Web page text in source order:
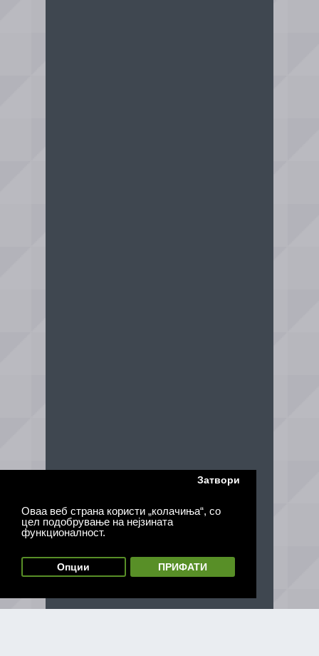
Оваа веб страна користи „колачиња“, со
цел подобрување на нејзината
функционалност.
Затвори
Опции ПРИФАТИ